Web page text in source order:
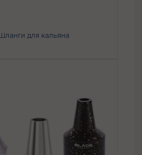
Шланги для кальяна